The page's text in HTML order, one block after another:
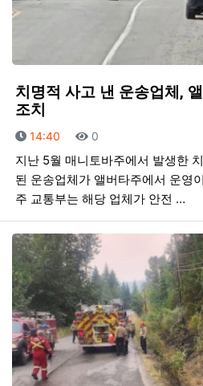
치명적 사고 낸 운송업체,
조치
등록일
14:40 조회
0
지난 5월 매니토바주에서 발생한
된 운송업체가 앨버타주에서 운영
주 교통부는 해당 업체가 안전 …